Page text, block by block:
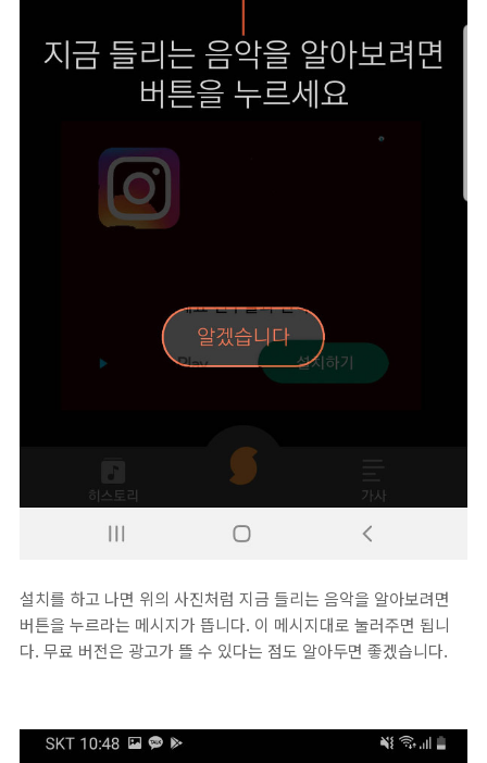
설치를 하고 나면 위의 사진처럼 지금 들리는 음악을 알아보려면
버튼을 누르라는 메시지가 뜹니다. 이 메시지대로 눌러주면 됩니
다. 무료 버전은 광고가 뜰 수 있다는 점도 알아두면 좋겠습니다.